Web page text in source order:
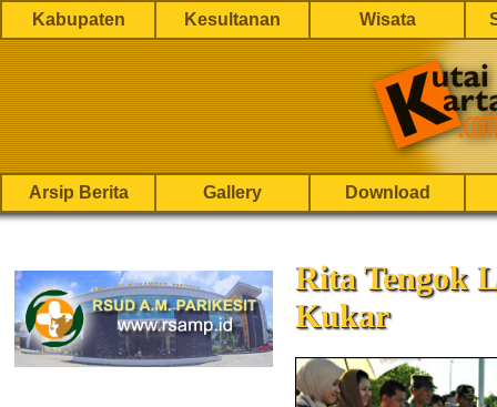
Kabupaten Kesultanan Wisata
Arsip Berita Gallery Download
Rita Tengok
Kukar